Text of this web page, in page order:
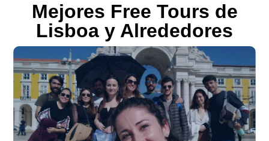
Mejores Free Tours de
Lisboa y Alrededores